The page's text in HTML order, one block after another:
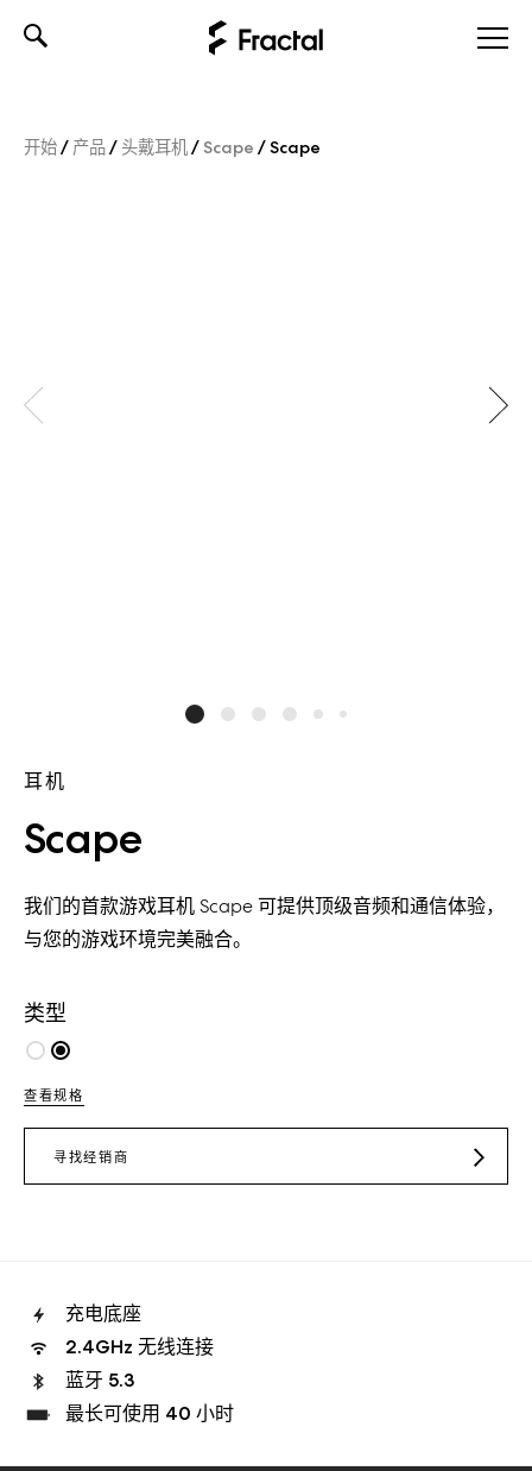
开始/ 产品/头戴耳机/ Scape /Scape
耳机
Scape
我们的首款游戏耳机 Scape 可提供顶级音频和通信体验，
与您的游戏环境完美融合。
类型
查看规格
寻找经销商
充电底座
2.4GHz 无线连接
蓝牙 5.3
最长可使用 40 小时